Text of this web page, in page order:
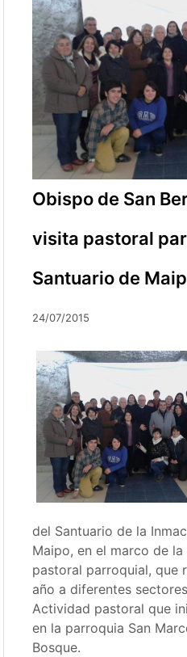
Obispo de San
visita pastoral
Santuario de
24/07/2015
del Santuario de la
Maipo, en el marco de
pastoral parroquial, que
año a diferentes
Actividad pastoral que
en la parroquia San
Bosque.